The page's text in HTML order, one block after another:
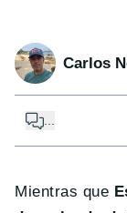
Carlos
Mientras que